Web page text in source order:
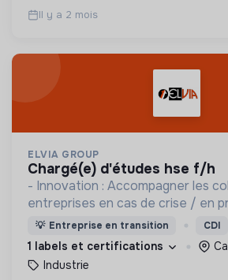
Il y a 2 mois
ELVIA GROUP
chargé(e) d'études hse f/h
- Innovation : Accompagner les
entreprises en cas de crise / en
crise: application ISAO - Etudes en urbanisme,
risques et environnement -
HSE
💡 Entreprise en transition CDI
1 labels et certifications
Industrie